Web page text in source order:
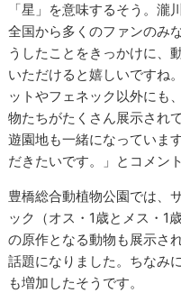
「星」を意味するそう。瀧
全国から多くのファンのみ
うしたことをきっかけに、
いただけると嬉しいですね
ットやフェネック以外にも
物たちがたくさん展示され
遊園地も一緒になっていま
だきたいです。」とコメン
豊橋総合動植物公園では、
ック（オス・1歳とメス・1
の原作となる動物も展示さ
話題になりました。ちなみ
も増加したそうです。